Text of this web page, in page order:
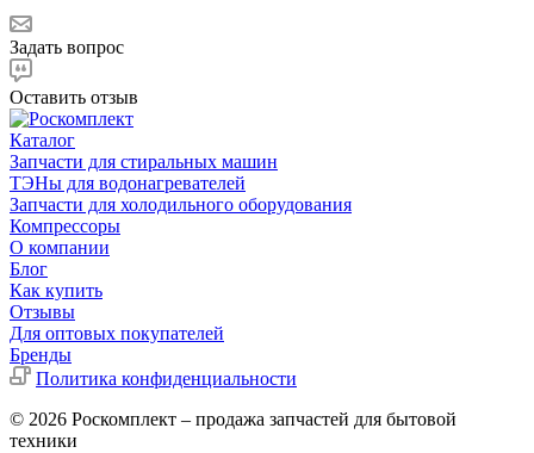
Задать вопрос
Оставить отзыв
Каталог
Запчасти для стиральных машин
ТЭНы для водонагревателей
Запчасти для холодильного оборудования
Компрессоры
О компании
Блог
Как купить
Отзывы
Для оптовых покупателей
Бренды
Политика конфиденциальности
© 2026 Роскомплект – продажа запчастей для бытовой
техники